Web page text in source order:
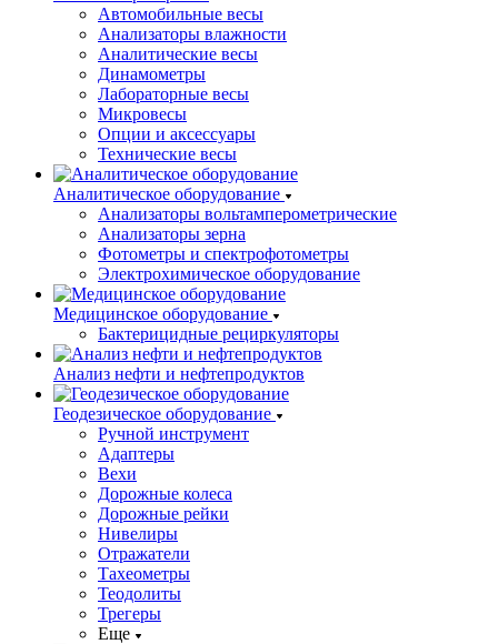
Автомобильные весы
Анализаторы влажности
Аналитические весы
Динамометры
Лабораторные весы
Микровесы
Опции и аксессуары
Технические весы
Аналитическое оборудование
Анализаторы вольтамперометрические
Анализаторы зерна
Фотометры и спектрофотометры
Электрохимическое оборудование
Медицинское оборудование
Бактерицидные рециркуляторы
Анализ нефти и нефтепродуктов
Геодезическое оборудование
Ручной инструмент
Адаптеры
Вехи
Дорожные колеса
Дорожные рейки
Нивелиры
Отражатели
Тахеометры
Теодолиты
Трегеры
Еще